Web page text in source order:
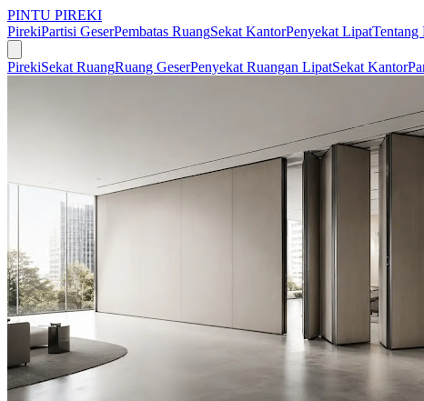
PINTU PIREKI
PirekiPartisi GeserPembatas RuangSekat KantorPenyekat LipatTentang
PirekiSekat RuangRuang GeserPenyekat Ruangan LipatSekat Kantor